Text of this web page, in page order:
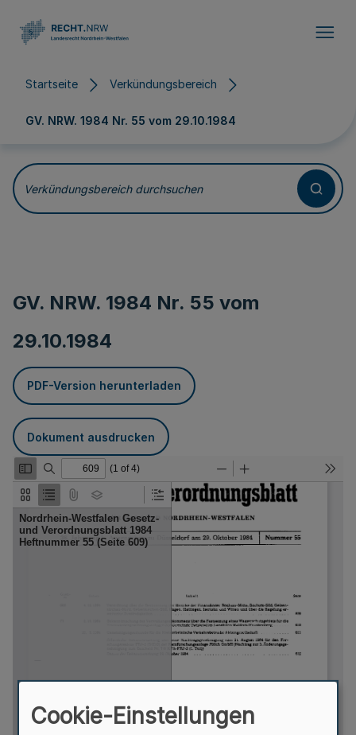
Startseite Verkündungsbereich
GV. NRW. 1984 Nr. 55 vom 29.10.1984
Verkündungsbereich durchsuchen
GV. NRW. 1984 Nr. 55 vom
29.10.1984
PDF-Version herunterladen
Dokument ausdrucken
Cookie-Einstellungen